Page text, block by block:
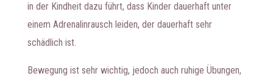
in der Kindheit dazu führt, dass Kinder dauerhaft unter
einem Adrenalinrausch leiden, der dauerhaft sehr
schädlich ist.
Bewegung ist sehr wichtig, jedoch auch ruhige Übungen,